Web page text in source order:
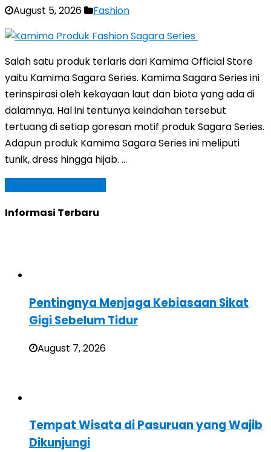
August 5, 2026 Fashion
Salah satu produk terlaris dari Kamima Official Store
yaitu Kamima Sagara Series. Kamima Sagara Series ini
terinspirasi oleh kekayaan laut dan biota yang ada di
dalamnya. Hal ini tentunya keindahan tersebut
tertuang di setiap goresan motif produk Sagara Series.
Adapun produk Kamima Sagara Series ini meliputi
tunik, dress hingga hijab. …
Informasi Terbaru
Pentingnya Menjaga Kebiasaan Sikat
Gigi Sebelum Tidur
August 7, 2026
Tempat Wisata di Pasuruan yang Wajib
Dikunjungi